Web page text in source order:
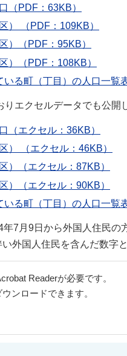
（PDF：63KB）
） （PDF：109KB）
）（PDF：95KB）
）（PDF：108KB）
る町（丁目）の人口一覧
エクセルデータでも公開
（エクセル：36KB）
） （エクセル：46KB）
）（エクセル：87KB）
）（エクセル：90KB）
る町（丁目）の人口一覧
7月9日から外国人住民
外国人住民を含んだ数字と
Readerが必要です。
ンロードできます。